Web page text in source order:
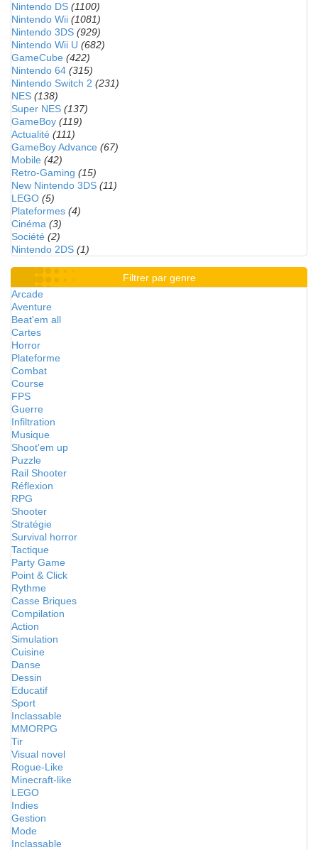
Nintendo DS (1100)
Nintendo Wii (1081)
Nintendo 3DS (929)
Nintendo Wii U (682)
GameCube (422)
Nintendo 64 (315)
Nintendo Switch 2 (231)
NES (138)
Super NES (137)
GameBoy (119)
Actualité (111)
GameBoy Advance (67)
Mobile (42)
Retro-Gaming (15)
New Nintendo 3DS (11)
LEGO (5)
Plateformes (4)
Cinéma (3)
Société (2)
Nintendo 2DS (1)
Filtrer par genre
Arcade
Aventure
Beat'em all
Cartes
Horror
Plateforme
Combat
Course
FPS
Guerre
Infiltration
Musique
Shoot'em up
Puzzle
Rail Shooter
Réflexion
RPG
Shooter
Stratégie
Survival horror
Tactique
Party Game
Point & Click
Rythme
Casse Briques
Compilation
Action
Simulation
Cuisine
Danse
Dessin
Educatif
Sport
Inclassable
MMORPG
Tir
Visual novel
Rogue-Like
Minecraft-like
LEGO
Indies
Gestion
Mode
Inclassable